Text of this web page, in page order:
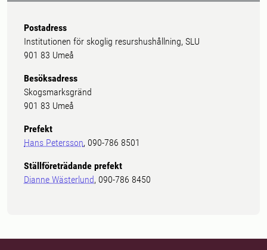
Postadress
Institutionen för skoglig resurshushållning, SLU
901 83 Umeå
Besöksadress
Skogsmarksgränd
901 83 Umeå
Prefekt
Hans Petersson, 090-786 8501
Ställföreträdande prefekt
Dianne Wästerlund, 090-786 8450